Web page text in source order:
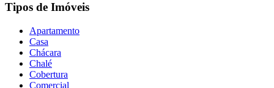
Tipos de Imóveis
Apartamento
Casa
Chácara
Chalé
Cobertura
Comercial